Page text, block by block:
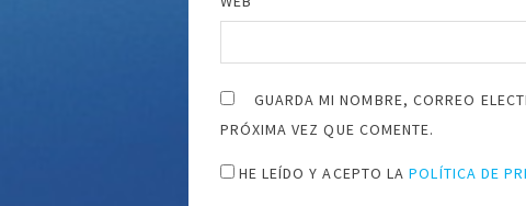
GUARDA MI NOMBRE, CORREO
PRÓXIMA VEZ QUE COMENTE.
HE LEÍDO Y ACEPTO LAPOLÍTICA DE